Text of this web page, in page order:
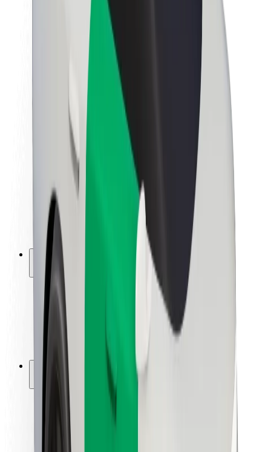
Lisätietoja Boltista
Kestävä kehitys Boltilla
Project Zero
Uutishuone
Brändiohjeistus
Missio
Sijoittajasuhteet
Johto
Brändi
Media
Urban Fund
Turvallisuus
Matkustajan turvallisuus
Kuljettajan turvallisuus
Potkulautojen turvallisuus
Turvallisuus Lab
Kaupungit
Sijainnit
Kaupunkiratkaisut
Lentokentät